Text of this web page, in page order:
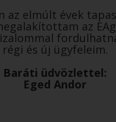
az elmúlt évek
az
régi és új ügyfeleim.
Baráti üdvözlettel:
Eged Andor